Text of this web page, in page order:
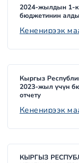
2024-жылдын 1-
бюджетинин
Кененирээк
Кыргыз
2023-жыл үчүн
отчету
Кененирээк
КЫРГЫЗ